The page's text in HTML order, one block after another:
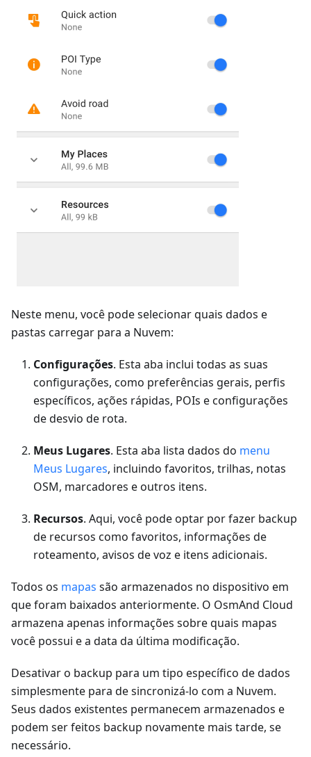
Neste menu, você pode selecionar quais dados e
pastas carregar para a Nuvem:
Configurações. Esta aba inclui todas as suas
configurações, como preferências gerais, perfis
específicos, ações rápidas, POIs e configurações
de desvio de rota.
Meus Lugares. Esta aba lista dados do menu
Meus Lugares, incluindo favoritos, trilhas, notas
OSM, marcadores e outros itens.
Recursos. Aqui, você pode optar por fazer backup
de recursos como favoritos, informações de
roteamento, avisos de voz e itens adicionais.
Todos os mapas são armazenados no dispositivo em
que foram baixados anteriormente. O OsmAnd Cloud
armazena apenas informações sobre quais mapas
você possui e a data da última modificação.
Desativar o backup para um tipo específico de dados
simplesmente para de sincronizá-lo com a Nuvem.
Seus dados existentes permanecem armazenados e
podem ser feitos backup novamente mais tarde, se
necessário.